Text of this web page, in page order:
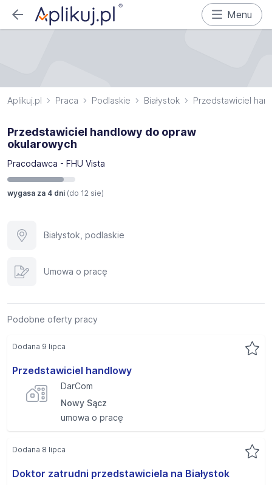
Menu
Aplikuj.pl Praca Podlaskie Białystok Przedstawiciel
Przedstawiciel handlowy do opraw
okularowych
Pracodawca - FHU Vista
wygasa za 4 dni (do 12 sie)
Białystok, podlaskie
Umowa o pracę
Podobne oferty pracy
Przedstawiciel handlowy
DarCom
Nowy Sącz
umowa o pracę
Dodana 9 lipca
Doktor zatrudni przedstawiciela na Białystok
Dodana 8 lipca